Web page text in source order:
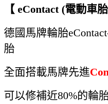
【 eContact (電動車
德國馬牌輪胎
胎
全面搭載馬牌先進
可以修補近80%的輪